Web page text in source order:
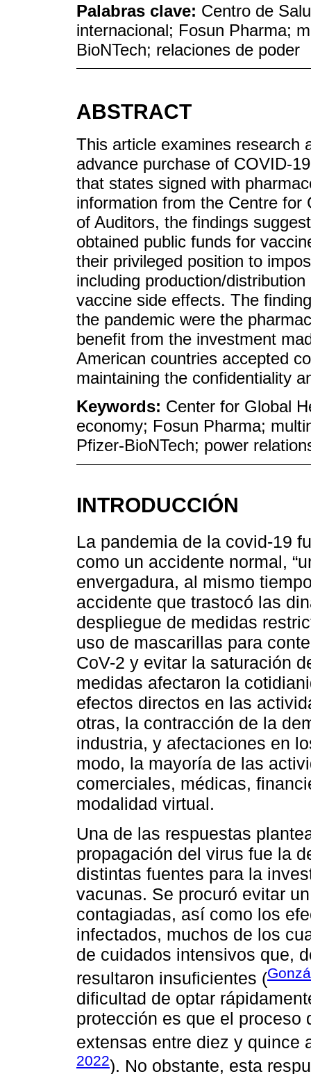
Palabras clave: Centro de
internacional; Fosun Pharma;
BioNTech; relaciones de poder
ABSTRACT
This article examines research
advance purchase of COVID-
that states signed with
information from the Centre for
of Auditors, the findings
obtained public funds for
their privileged position to
including production/
vaccine side effects. The
the pandemic were the
benefit from the investment
American countries accepted
maintaining the confidentiality
Keywords: Center for Global
economy; Fosun Pharma;
Pfizer-BioNTech; power
INTRODUCCIÓN
La pandemia de la covid-19
como un accidente normal,
envergadura, al mismo
accidente que trastocó las
despliegue de medidas
uso de mascarillas para
CoV-2 y evitar la saturación
medidas afectaron la
efectos directos en las
otras, la contracción de la
industria, y afectaciones en
modo, la mayoría de las
comerciales, médicas,
modalidad virtual.
Una de las respuestas
propagación del virus fue la
distintas fuentes para la
vacunas. Se procuró evitar
contagiadas, así como los
infectados, muchos de los
de cuidados intensivos que,
resultaron insuficientes (
dificultad de optar
protección es que el proceso
extensas entre diez y quince
2022). No obstante, esta